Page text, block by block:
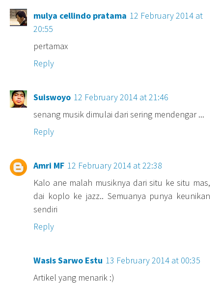
mulya cellindo pratama 12 February 2014 at
20:55
pertamax
Reply
Suiswoyo 12 February 2014 at 21:46
senang musik dimulai dari sering mendengar ...
Reply
Amri MF 12 February 2014 at 22:38
Kalo ane malah musiknya dari situ ke situ mas,
dai koplo ke jazz.. Semuanya punya keunikan
sendiri
Reply
Wasis Sarwo Estu 13 February 2014 at 00:35
Artikel yang menarik :)